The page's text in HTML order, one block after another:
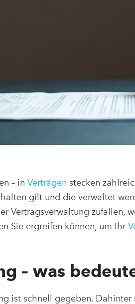
– in Verträgen stecken
gilt und die verwaltet
Vertragsverwaltung zufallen,
Sie ergreifen können, um Ihr
– was
ist schnell gegeben. Dahinter